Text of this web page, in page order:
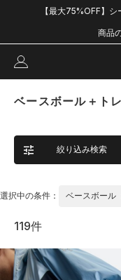
【最大75%OFF】
商品
ベースボール＋ト
絞り込み検索
選択中の条件： ベースボール
119件